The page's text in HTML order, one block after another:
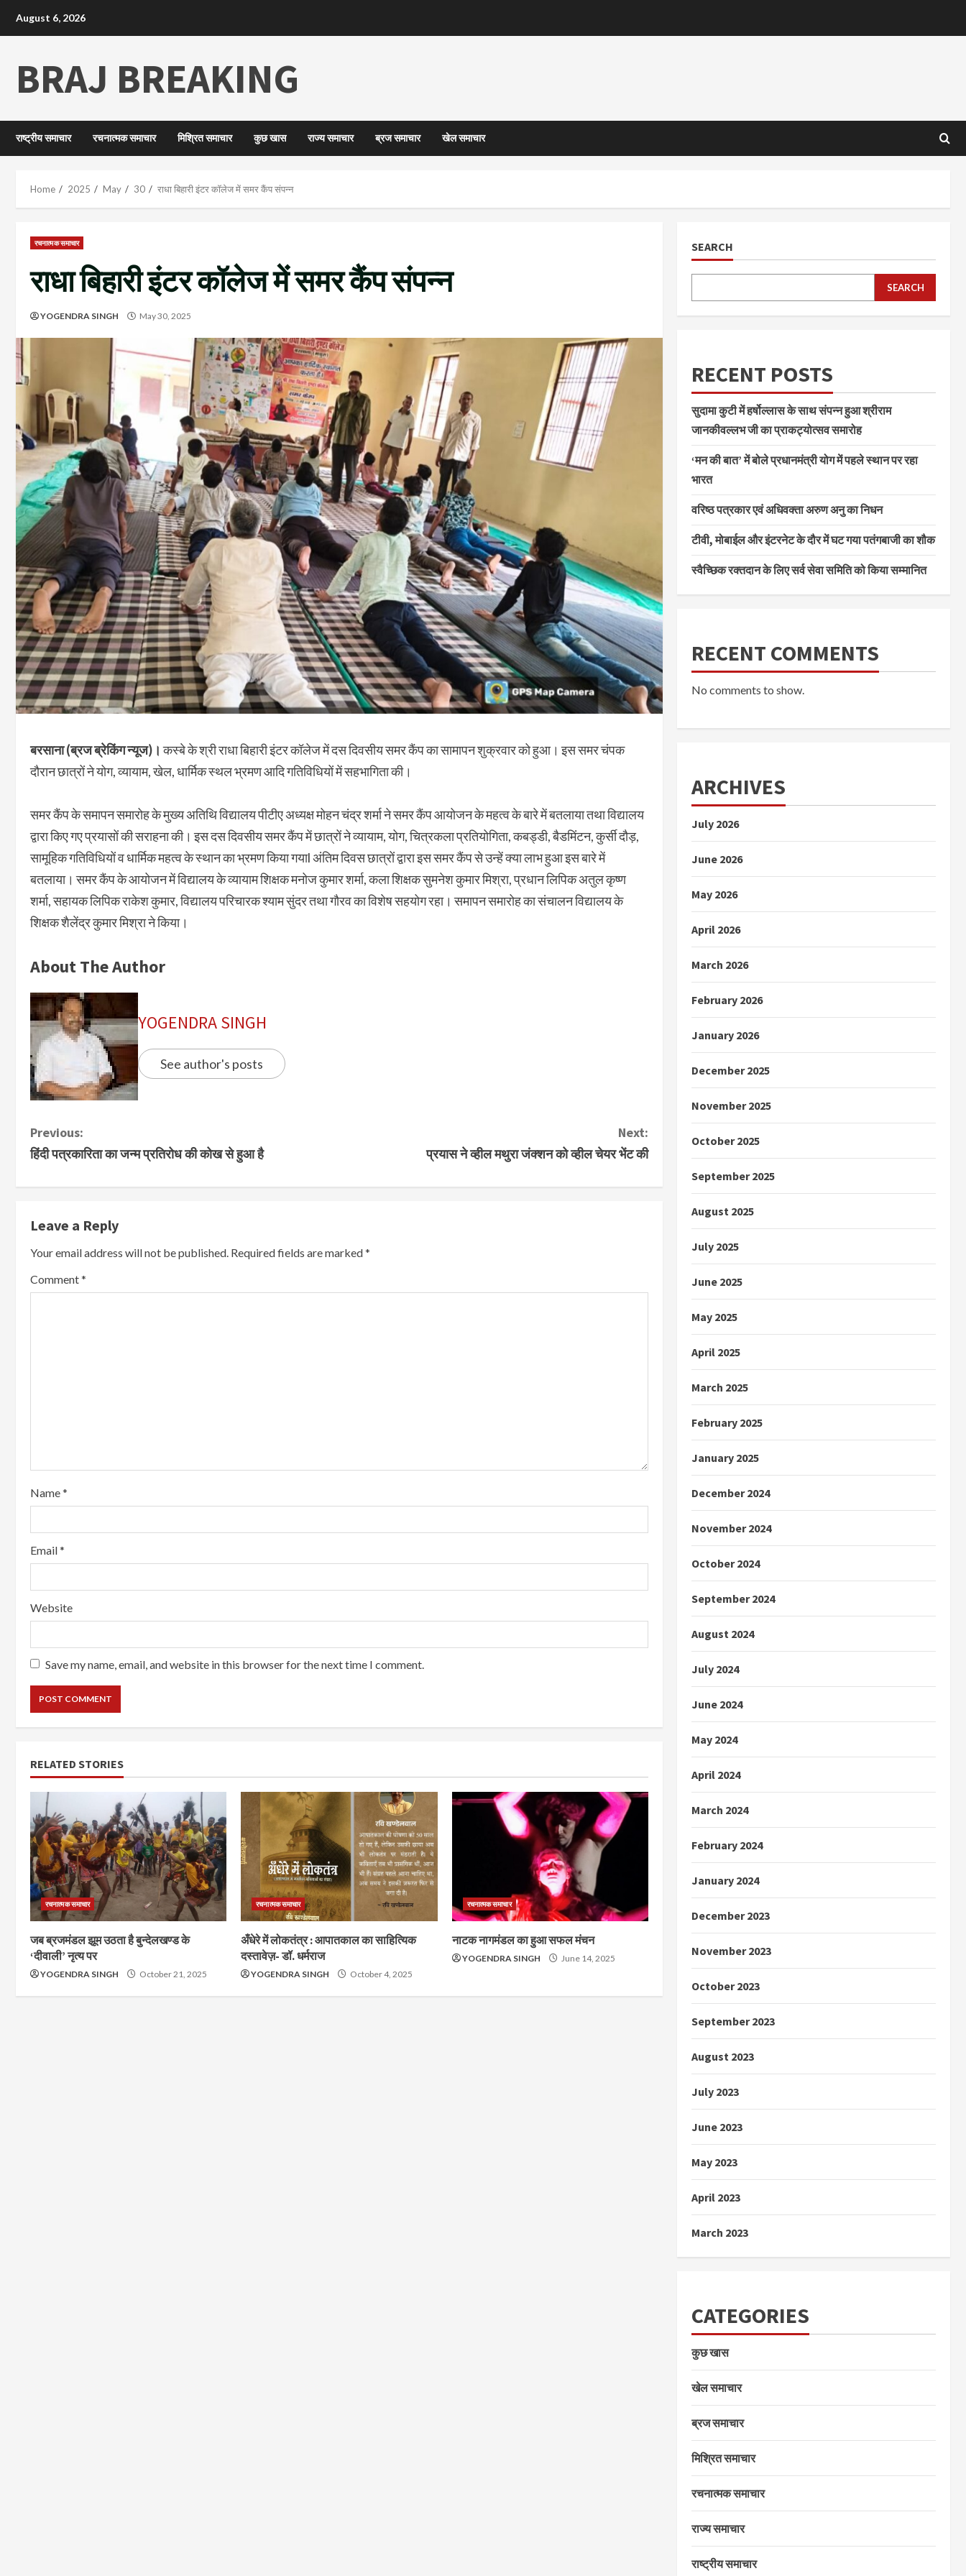
August 6, 2026
BRAJ BREAKING
राष्ट्रीय समाचार रचनात्मक समाचार मिश्रित समाचार कुछ खास राज्य समाचार ब्रज समाचार खेल समाचार
Home 2025 May 30 राधा बिहारी इंटर कॉलेज में समर कैंप संपन्न
रचनात्मक समाचार
राधा बिहारी इंटर कॉलेज में समर कैंप संपन्न
YOGENDRA SINGH May 30, 2025
बरसाना (ब्रज ब्रेकिंग न्यूज)। कस्बे के श्री राधा बिहारी इंटर कॉलेज में दस दिवसीय समर कैंप का सामापन शुक्रवार को हुआ। इस समर चंपक
दौरान छात्रों ने योग, व्यायाम, खेल, धार्मिक स्थल भ्रमण आदि गतिविधियों में सहभागिता की।
समर कैंप के समापन समारोह के मुख्य अतिथि विद्यालय पीटीए अध्यक्ष मोहन चंद्र शर्मा ने समर कैंप आयोजन के महत्व के बारे में बतलाया तथा विद्यालय
द्वारा किए गए प्रयासों की सराहना की। इस दस दिवसीय समर कैंप में छात्रों ने व्यायाम, योग, चित्रकला प्रतियोगिता, कबड्डी, बैडमिंटन, कुर्सी दौड़,
सामूहिक गतिविधियों व धार्मिक महत्व के स्थान का भ्रमण किया गयाl अंतिम दिवस छात्रों द्वारा इस समर कैंप से उन्हें क्या लाभ हुआ इस बारे में
बतलाया। समर कैंप के आयोजन में विद्यालय के व्यायाम शिक्षक मनोज कुमार शर्मा, कला शिक्षक सुमनेश कुमार मिश्रा, प्रधान लिपिक अतुल कृष्ण
शर्मा, सहायक लिपिक राकेश कुमार, विद्यालय परिचारक श्याम सुंदर तथा गौरव का विशेष सहयोग रहा। समापन समारोह का संचालन विद्यालय के
शिक्षक शैलेंद्र कुमार मिश्रा ने किया।
About The Author
YOGENDRA SINGH
See author's posts
Previous:
हिंदी पत्रकारिता का जन्म प्रतिरोध की कोख से हुआ है
Next:
प्रयास ने व्हील मथुरा जंक्शन को व्हील चेयर भेंट की
Leave a Reply
Your email address will not be published. Required fields are marked*
Comment*
Name*
Email*
Website
Save my name, email, and website in this browser for the next time I comment.
RELATED STORIES
रचनात्मक समाचार
जब ब्रजमंडल झूम उठता है बुन्देलखण्ड के
‘दीवाली’ नृत्य पर
YOGENDRA SINGH October 21, 2025
रचनात्मक समाचार
अँधेरे में लोकतंत्र : आपातकाल का साहित्यिक
दस्तावेज़- डॉ. धर्मराज
YOGENDRA SINGH October 4, 2025
रचनात्मक समाचार
नाटक नागमंडल का हुआ सफल मंचन
YOGENDRA SINGH June 14, 2025
SEARCH
SEARCH
RECENT POSTS
सुदामा कुटी में हर्षोल्लास के साथ संपन्न हुआ श्रीराम
जानकीवल्लभ जी का प्राकट्योत्सव समारोह
‘मन की बात’ में बोले प्रधानमंत्री योग में पहले स्थान पर रहा
भारत
वरिष्ठ पत्रकार एवं अधिवक्ता अरुण अनु का निधन
टीवी, मोबाईल और इंटरनेट के दौर में घट गया पतंगबाजी का शौक
स्वैच्छिक रक्तदान के लिए सर्व सेवा समिति को किया सम्मानित
RECENT COMMENTS
No comments to show.
ARCHIVES
July 2026
June 2026
May 2026
April 2026
March 2026
February 2026
January 2026
December 2025
November 2025
October 2025
September 2025
August 2025
July 2025
June 2025
May 2025
April 2025
March 2025
February 2025
January 2025
December 2024
November 2024
October 2024
September 2024
August 2024
July 2024
June 2024
May 2024
April 2024
March 2024
February 2024
January 2024
December 2023
November 2023
October 2023
September 2023
August 2023
July 2023
June 2023
May 2023
April 2023
March 2023
CATEGORIES
कुछ खास
खेल समाचार
ब्रज समाचार
मिश्रित समाचार
रचनात्मक समाचार
राज्य समाचार
राष्ट्रीय समाचार